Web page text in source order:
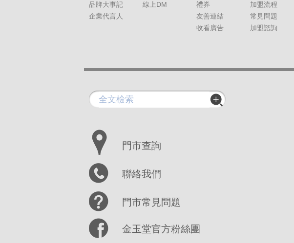
品牌大事記
企業代言人
線上DM
禮券
友善連結
收看廣告
加盟流程
常見問題
加盟諮詢
門市查詢
聯絡我們
門市常見問題
金玉堂官方粉絲團